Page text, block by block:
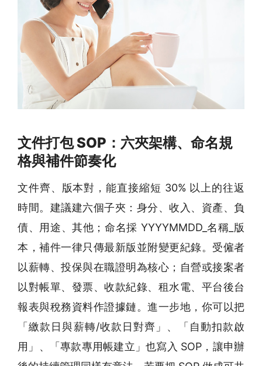
文件打包 SOP：六夾架構、命名規
格與補件節奏化
文件齊、版本對，能直接縮短 30% 以上的往返
時間。建議建六個子夾：身分、收入、資產、負
債、用途、其他；命名採 YYYYMMDD_名稱_版
本，補件一律只傳最新版並附變更紀錄。受僱者
以薪轉、投保與在職證明為核心；自營或接案者
以對帳單、發票、收款紀錄、租水電、平台後台
報表與稅務資料作證據鏈。進一步地，你可以把
「繳款日與薪轉/收款日對齊」、「自動扣款啟
用」、「專款專用帳建立」也寫入 SOP，讓申辦